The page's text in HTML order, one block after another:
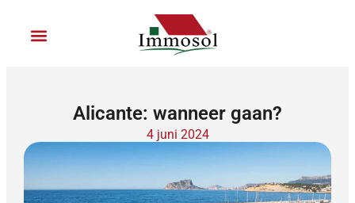
Alicante: wanneer gaan?
4 juni 2024